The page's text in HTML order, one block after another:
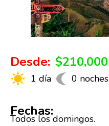
Desde: $210,000
1 día 0 noches
Fechas:
Todos los domingos.